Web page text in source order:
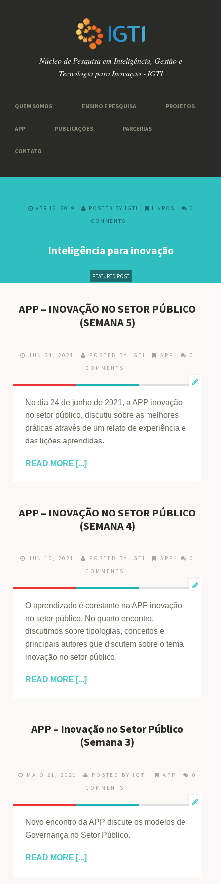
Núcleo de Pesquisa em Inteligência, Gestão e
Tecnologia para Inovação - IGTI
QUEM SOMOS ENSINO E PESQUISA PROJETOS
APP PUBLICAÇÕES PARCERIAS
CONTATO
ABR 12, 2019 POSTED BY IGTI LIVROS
0
COMMENTS
Inteligência para inovação
FEATURED POST
APP – INOVAÇÃO NO SETOR PÚBLICO
(SEMANA 5)
JUN 24, 2021 POSTED BY IGTI APP
0
COMMENTS
No dia 24 de junho de 2021, a APP inovação
no setor público, discutiu sobre as melhores
práticas através de um relato de experiência e
das lições aprendidas.
READ MORE [...]
APP – INOVAÇÃO NO SETOR PÚBLICO
(SEMANA 4)
JUN 10, 2021 POSTED BY IGTI APP
0
COMMENTS
O aprendizado é constante na APP inovação
no setor público. No quarto encontro,
discutimos sobre tipologias, conceitos e
principais autores que discutem sobre o tema
inovação no setor público.
READ MORE [...]
APP – Inovação no Setor Público
(Semana 3)
MAIO 21, 2021 POSTED BY IGTI APP
0
COMMENTS
Novo encontro da APP discute os modelos de
Governança no Setor Público.
READ MORE [...]